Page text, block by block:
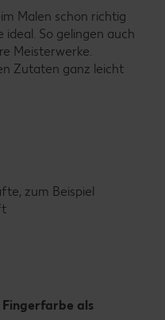
Malen schon richtig
So gelingen auch
Meisterwerke.
Zutaten ganz leicht
zum Beispiel
als